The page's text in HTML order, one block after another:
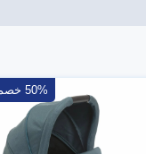
50% خصم